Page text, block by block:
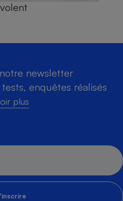
newsletter
enquêtes réalisés
plus